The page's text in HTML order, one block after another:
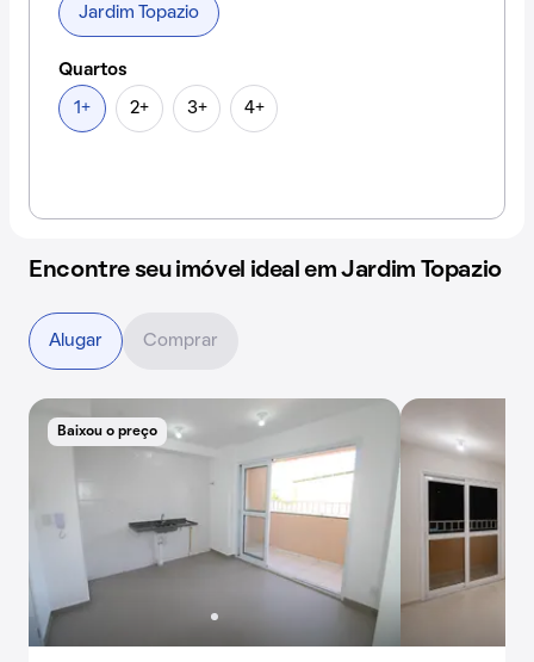
Jardim Topazio
Quartos
1+ 2+ 3+ 4+
Encontre seu imóvel ideal em Jardim Topazio
Baixou o preço
Alugar Comprar